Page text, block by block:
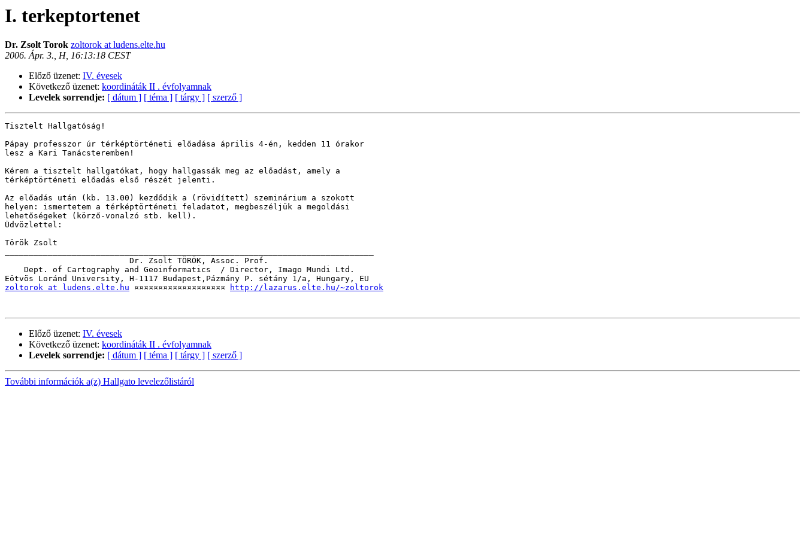
I. terkeptortenet
Dr. Zsolt Torok zoltorok at ludens.elte.hu
2006. Ápr. 3., H, 16:13:18 CEST
Előző üzenet: IV. évesek
Következő üzenet: koordináták II . évfolyamnak
Levelek sorrendje: [ dátum ] [ téma ] [ tárgy ] [ szerző ]
Tisztelt Hallgatóság!
Pápay professzor úr térképtörténeti előadása április 4-én, kedden 11 órakor
lesz a Kari Tanácsteremben!
Kérem a tisztelt hallgatókat, hogy hallgassák meg az előadást, amely a
térképtörténeti előadás első részét jelenti.
Az előadás után (kb. 13.00) kezdődik a (rövidített) szeminárium a szokott
helyen: ismertetem a térképtörténeti feladatot, megbeszéljük a megoldási
lehetőségeket (körző-vonalzó stb. kell).
Üdvözlettel:
Török Zsolt
                          Dr. Zsolt TÖRÖK, Assoc. Prof.
    Dept. of Cartography and Geoinformatics  / Director, Imago Mundi Ltd.
zoltorok at ludens.elte.hu ¤¤¤¤¤¤¤¤¤¤¤¤¤¤¤¤¤¤¤ http://lazarus.elte.hu/~zoltorok
Előző üzenet: IV. évesek
Következő üzenet: koordináták II . évfolyamnak
Levelek sorrendje: [ dátum ] [ téma ] [ tárgy ] [ szerző ]
További információk a(z) Hallgato levelezőlistáról